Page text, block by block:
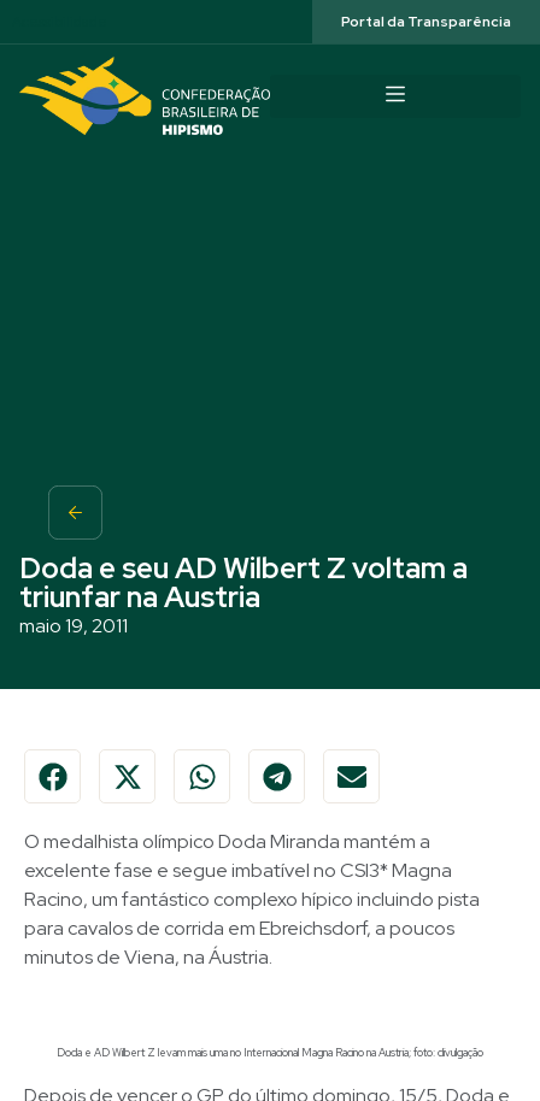
Portal da Transparência
Doda e seu AD Wilbert Z voltam a
triunfar na Austria
maio 19, 2011
O medalhista olímpico Doda Miranda mantém a
excelente fase e segue imbatível no CSI3* Magna
Racino, um fantástico complexo hípico incluindo pista
para cavalos de corrida em Ebreichsdorf, a poucos
minutos de Viena, na Áustria.
Doda e AD Wilbert Z levam mais uma no Internacional Magna Racino na Austria; foto: divulgação
Depois de vencer o GP do último domingo, 15/5, Doda e